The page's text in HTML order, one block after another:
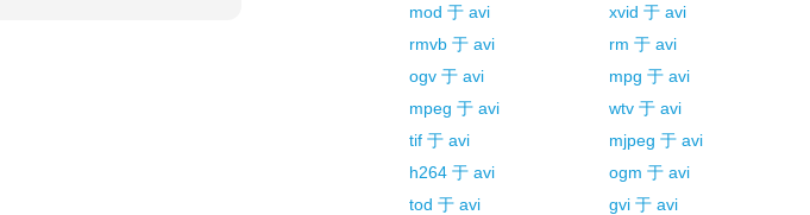
mod 于 avi xvid 于 avi
rmvb 于 avi rm 于 avi
ogv 于 avi mpg 于 avi
mpeg 于 avi wtv 于 avi
tif 于 avi mjpeg 于 avi
h264 于 avi ogm 于 avi
tod 于 avi gvi 于 avi